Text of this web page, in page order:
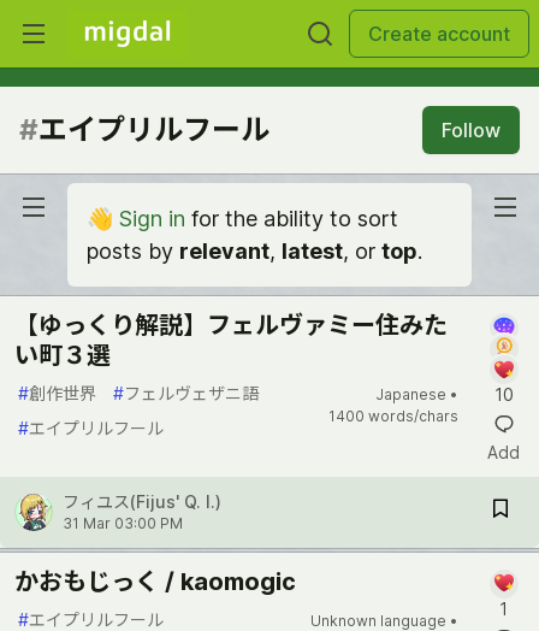
Create account
#エイプリルフール Follow
👋 Sign in for the ability to sort
posts by relevant, latest, or top.
【ゆっくり解説】フェルヴァミー住みた
い町３選
#創作世界 #フェルヴェザニ語
#エイプリルフール
Japanese •
1400 words/chars
10
Add
フィユス(Fijus' Q. I.)
31 Mar 03:00 PM
かおもじっく / kaomogic
#エイプリルフール
Unknown language •
1